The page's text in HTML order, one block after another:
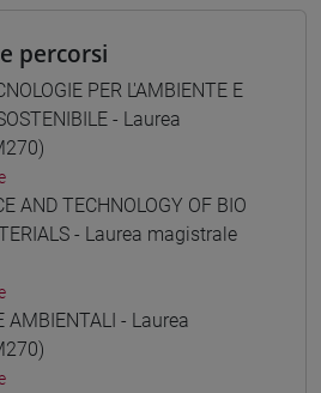
percorsi
PER L'AMBIENTE E
- Laurea
AND TECHNOLOGY OF BIO
- Laurea magistrale
AMBIENTALI - Laurea